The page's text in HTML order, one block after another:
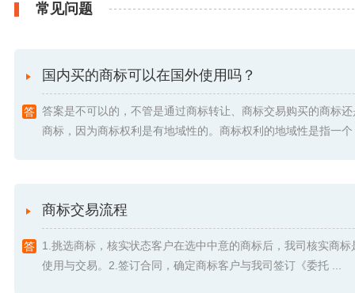
常见问题
国内买的商标可以在国外使用吗？
答案是不可以的，不管是通过商标转让、商标交易购买的商标
商标，因为商标权利是有地域性的。商标权利的地域性是指一
商标交易流程
1.挑选商标，核实状态客户在选中中意的商标后，我司核实商标
使用与交易。2.签订合同，确定商标客户与我司签订《委托 ...